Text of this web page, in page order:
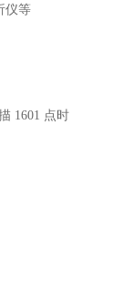
仪等
1601 点时